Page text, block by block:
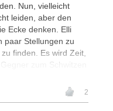
Nun, vielleicht
leiden, aber den
Ecke denken. Elli
paar Stellungen zu
finden. Es wird Zeit,
zum Schwitzen
2